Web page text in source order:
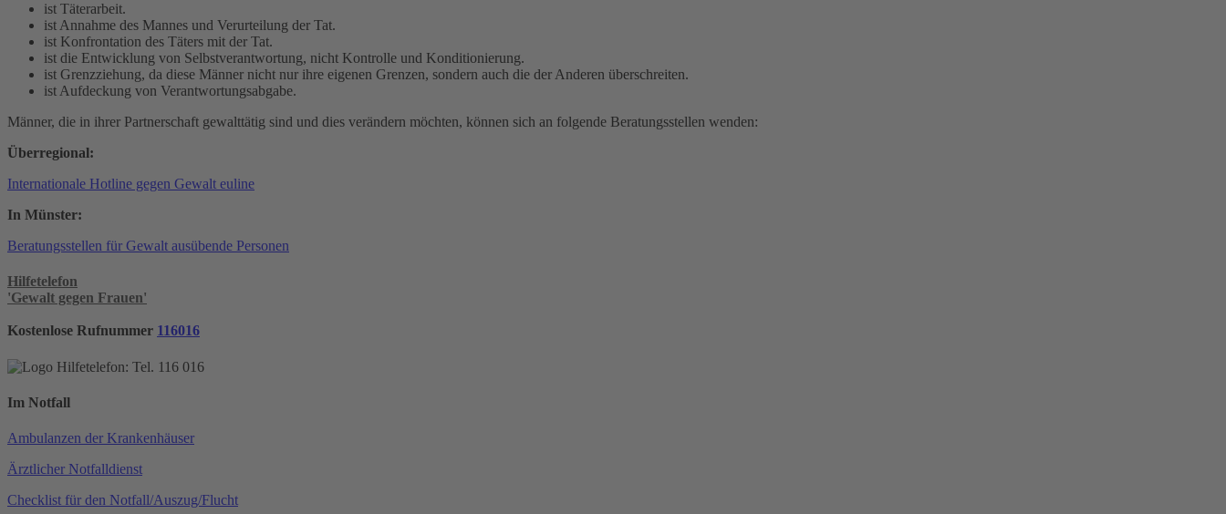
ist Täterarbeit.
ist Annahme des Mannes und Verurteilung der Tat.
ist Konfrontation des Täters mit der Tat.
ist die Entwicklung von Selbstverantwortung, nicht Kontrolle und Konditionierung.
ist Grenzziehung, da diese Männer nicht nur ihre eigenen Grenzen, sondern auch die der Anderen überschreiten.
ist Aufdeckung von Verantwortungsabgabe.
Männer, die in ihrer Partnerschaft gewalttätig sind und dies verändern möchten, können sich an folgende Beratungsstellen wenden:
Überregional:
Internationale Hotline gegen Gewalt euline
In Münster:
Beratungsstellen für Gewalt ausübende Personen
Hilfetelefon
'Gewalt gegen Frauen'
Kostenlose Rufnummer 116016
Im Notfall
Ambulanzen der Krankenhäuser
Ärztlicher Notfalldienst
Checklist für den Notfall/Auszug/Flucht